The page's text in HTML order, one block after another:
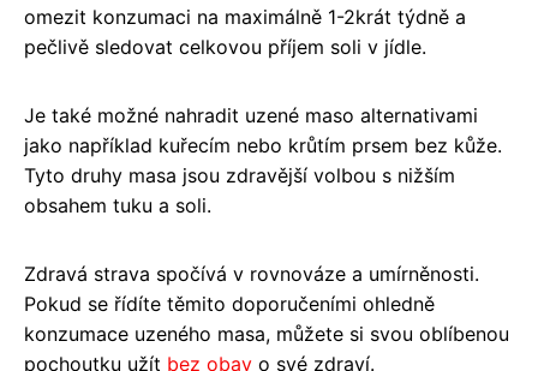
omezit konzumaci na maximálně 1-2krát týdně a
pečlivě sledovat celkovou příjem soli v jídle.
Je také možné nahradit uzené maso alternativami
jako například kuřecím nebo krůtím prsem bez kůže.
Tyto druhy masa jsou zdravější volbou s nižším
obsahem tuku a soli.
Zdravá strava spočívá v rovnováze a umírněnosti.
Pokud se řídíte těmito doporučeními ohledně
konzumace uzeného masa, můžete si svou oblíbenou
pochoutku užít bez obav o své zdraví.